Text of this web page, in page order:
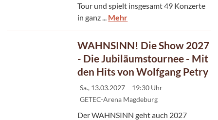
Tour und spielt insgesamt 49 Konzerte
in ganz ... Mehr
WAHNSINN! Die Show 2027
- Die Jubiläumstournee - Mit
den Hits von Wolfgang Petry
Sa., 13.03.2027
19:30 Uhr
GETEC-Arena Magdeburg
Der WAHNSINN geht auch 2027